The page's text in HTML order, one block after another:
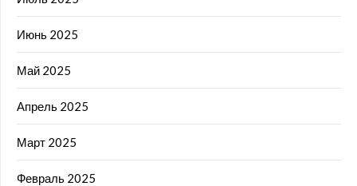
Июнь 2025
Май 2025
Апрель 2025
Март 2025
Февраль 2025